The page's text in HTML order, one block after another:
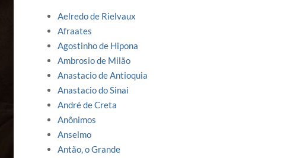
Aelredo de Rielvaux
Afraates
Agostinho de Hipona
Ambrosio de Milão
Anastacio de Antioquia
Anastacio do Sinai
André de Creta
Anônimos
Anselmo
Antão, o Grande